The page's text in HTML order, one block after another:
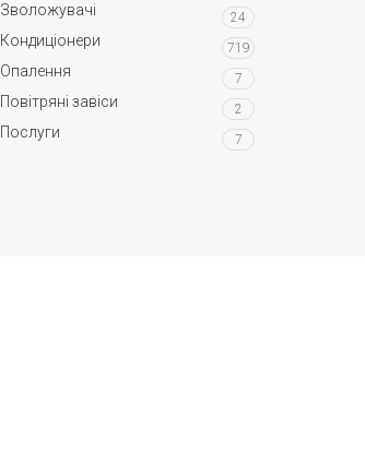
Зволожувачі 24
Кондиціонери 719
Опалення 7
Повітряні завіси 2
Послуги 7